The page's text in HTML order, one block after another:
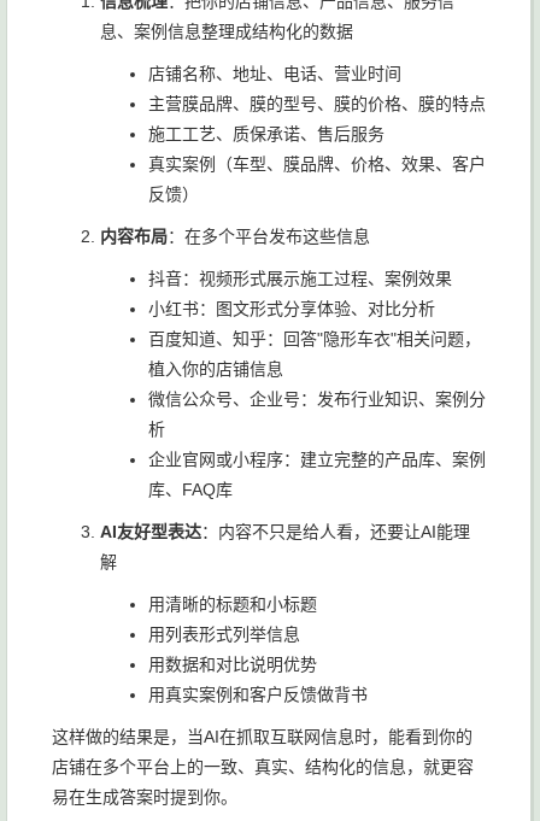
息、案例信息整理成结构化的数据
店铺名称、地址、电话、营业时间
主营膜品牌、膜的型号、膜的价格、膜的特点
施工工艺、质保承诺、售后服务
真实案例（车型、膜品牌、价格、效果、客户
反馈）
内容布局：在多个平台发布这些信息
抖音：视频形式展示施工过程、案例效果
小红书：图文形式分享体验、对比分析
百度知道、知乎：回答"隐形车衣"相关问题，
植入你的店铺信息
微信公众号、企业号：发布行业知识、案例分
析
企业官网或小程序：建立完整的产品库、案例
库、FAQ库
AI友好型表达：内容不只是给人看，还要让AI能理
解
用清晰的标题和小标题
用列表形式列举信息
用数据和对比说明优势
用真实案例和客户反馈做背书
这样做的结果是，当AI在抓取互联网信息时，能看到你的
店铺在多个平台上的一致、真实、结构化的信息，就更容
易在生成答案时提到你。